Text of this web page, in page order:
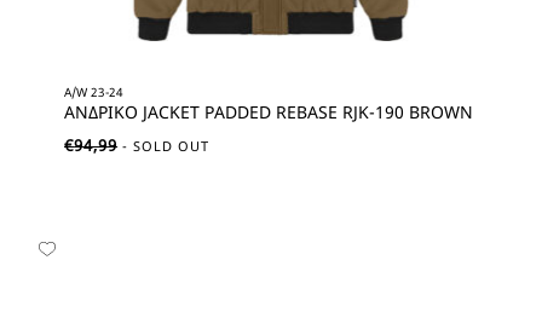
A/W 23-24
ΑΝΔΡΙΚΟ JACKET PADDED REBASE RJK-190 BROWN
€94,99